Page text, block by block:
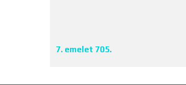
7. emelet 705.